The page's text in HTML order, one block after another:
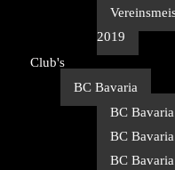
2019
Club's
BC Bavaria
BC Bavaria
BC
BC